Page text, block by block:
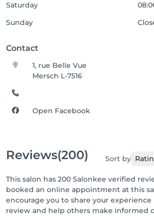
Saturday
Sunday
Contact
1, rue Belle Vue
Mersch L-7516
Open Facebook
Reviews(200) Sort by
This salon has 200 Salonkee verified
booked an online appointment at this
encourage you to share your experience
review and help others make informed